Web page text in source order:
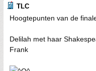
TLC
Hoogtepunten van de
Delilah met haar
Frank